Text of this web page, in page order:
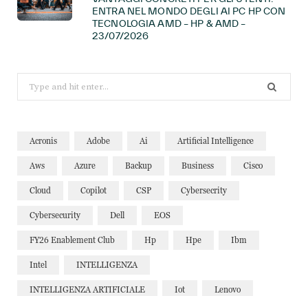
ENTRA NEL MONDO DEGLI AI PC HP CON
TECNOLOGIA AMD – HP & AMD –
23/07/2026
for:
Acronis Adobe Ai Artificial Intelligence
Aws Azure Backup Business Cisco
Cloud Copilot CSP Cybersecrity
Cybersecurity Dell EOS
FY26 Enablement Club Hp Hpe Ibm
Intel INTELLIGENZA
INTELLIGENZA ARTIFICIALE Iot Lenovo